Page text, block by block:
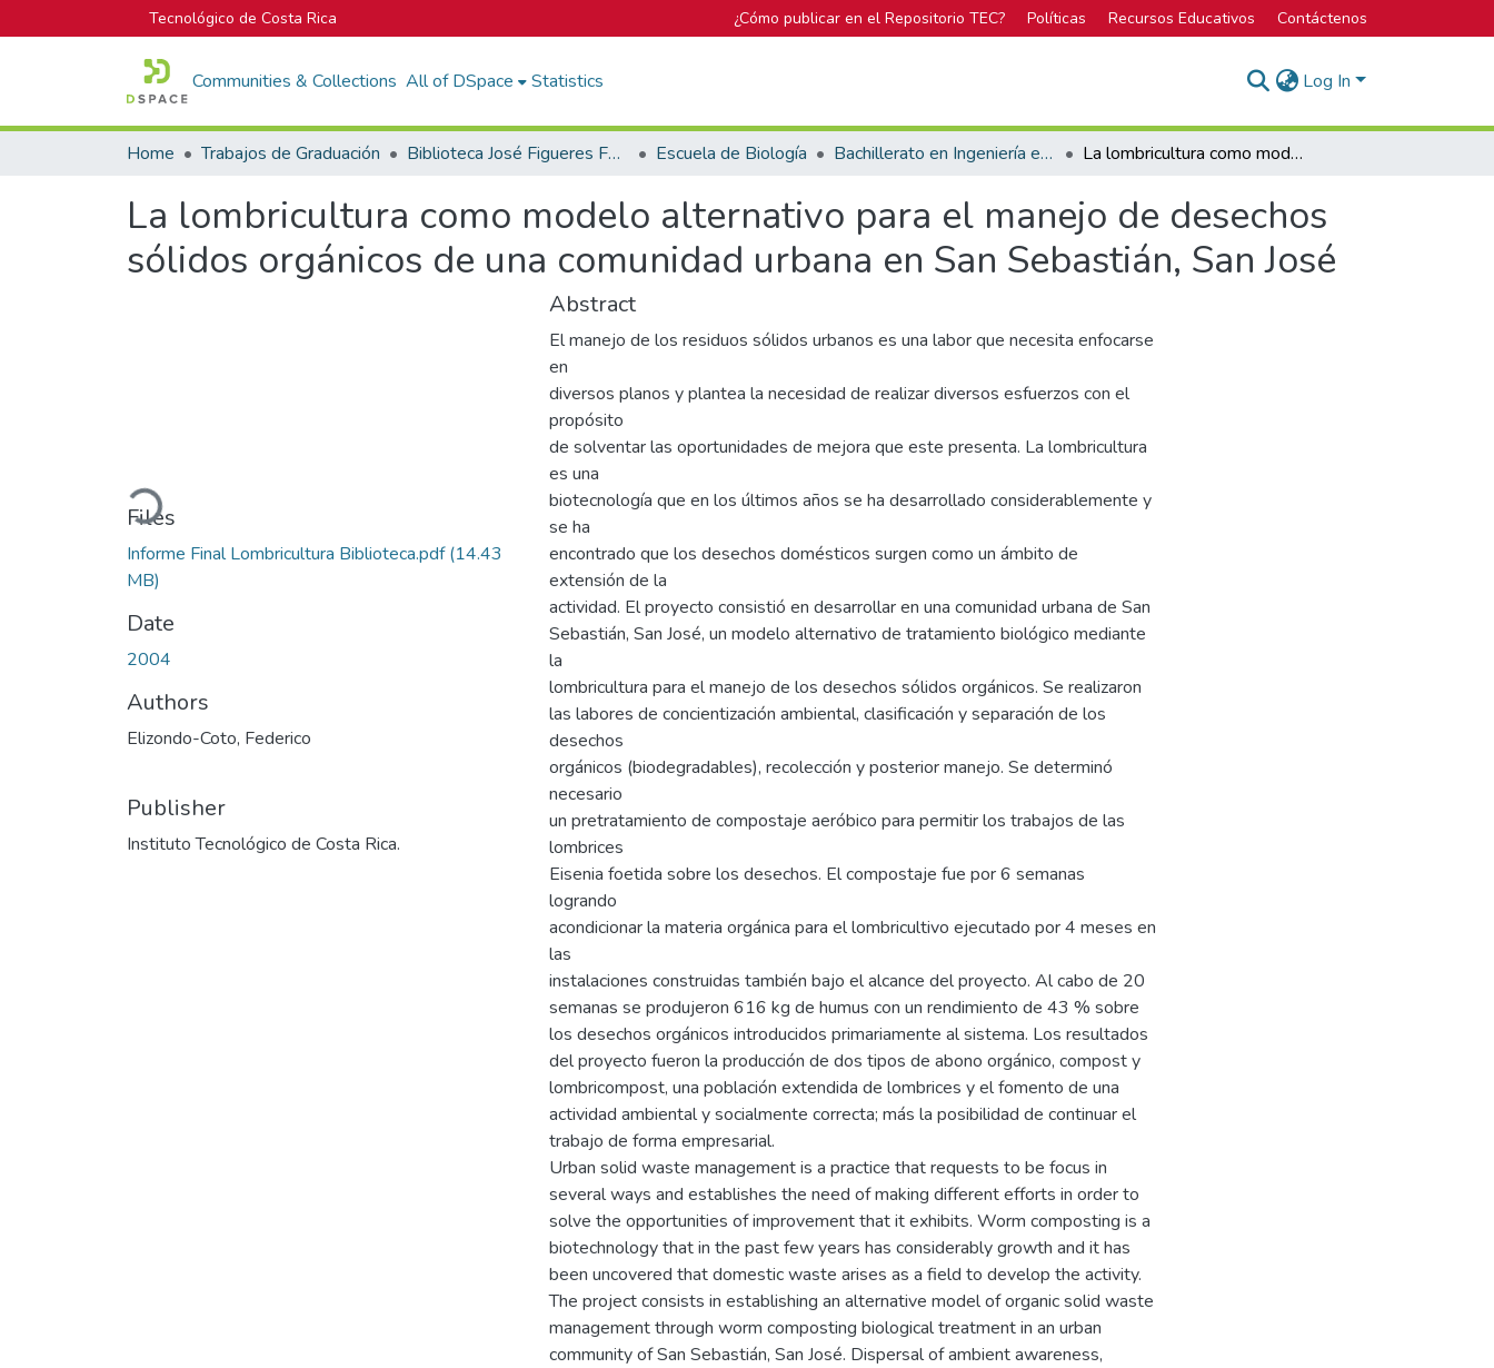
Tecnológico de Costa Rica ¿Cómo publicar en el Repositorio TEC? Políticas Recursos Educativos Contáctenos
Communities & Collections All of DSpace Statistics Log In
Home Trabajos de Graduación Biblioteca José Figueres Ferrer Escuela de Biología Bachillerato en Ingeniería en Biotecnología La lombricultura como modelo alternativo para el manejo de desechos sólidos orgánicos de una comunidad urbana en San Sebastián, San José
La lombricultura como modelo alternativo para el manejo de desechos
sólidos orgánicos de una comunidad urbana en San Sebastián, San José
Loading...
Files
Informe Final Lombricultura Biblioteca.pdf(14.43
MB)
Date
2004
Authors
Elizondo-Coto, Federico
Publisher
Instituto Tecnológico de Costa Rica.
Abstract
El manejo de los residuos sólidos urbanos es una labor que necesita enfocarse
en
diversos planos y plantea la necesidad de realizar diversos esfuerzos con el
propósito
de solventar las oportunidades de mejora que este presenta. La lombricultura
es una
biotecnología que en los últimos años se ha desarrollado considerablemente y
se ha
encontrado que los desechos domésticos surgen como un ámbito de
extensión de la
actividad. El proyecto consistió en desarrollar en una comunidad urbana de San
Sebastián, San José, un modelo alternativo de tratamiento biológico mediante
la
lombricultura para el manejo de los desechos sólidos orgánicos. Se realizaron
las labores de concientización ambiental, clasificación y separación de los
desechos
orgánicos (biodegradables), recolección y posterior manejo. Se determinó
necesario
un pretratamiento de compostaje aeróbico para permitir los trabajos de las
lombrices
Eisenia foetida sobre los desechos. El compostaje fue por 6 semanas
logrando
acondicionar la materia orgánica para el lombricultivo ejecutado por 4 meses en
las
instalaciones construidas también bajo el alcance del proyecto. Al cabo de 20
semanas se produjeron 616 kg de humus con un rendimiento de 43 % sobre
los desechos orgánicos introducidos primariamente al sistema. Los resultados
del proyecto fueron la producción de dos tipos de abono orgánico, compost y
lombricompost, una población extendida de lombrices y el fomento de una
actividad ambiental y socialmente correcta; más la posibilidad de continuar el
trabajo de forma empresarial.
Urban solid waste management is a practice that requests to be focus in
several ways and establishes the need of making different efforts in order to
solve the opportunities of improvement that it exhibits. Worm composting is a
biotechnology that in the past few years has considerably growth and it has
been uncovered that domestic waste arises as a field to develop the activity.
The project consists in establishing an alternative model of organic solid waste
management through worm composting biological treatment in an urban
community of San Sebastián, San José. Dispersal of ambient awareness,